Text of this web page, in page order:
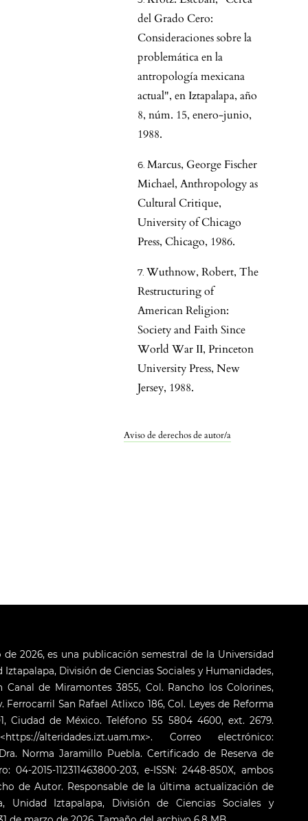
Aviso de derechos de autor/a
del Grado Cero:
Consideraciones sobre la
problemática en la
antropología mexicana
actual", en Iztapalapa, año
8, núm. 15, enero-junio,
1988.
Marcus, George Fischer
Michael, Anthropology as
Cultural Critique,
University of Chicago
Press, Chicago, 1986.
Wuthnow, Robert, The
Restructuring of
American Religion:
Society and Faith Since
World War II, Princeton
University Press, New
Jersey, 1988.
de 2026, es una publicación semestral de la Universidad
División de Ciencias Sociales y Humanidades,
de Miramontes 3855, Col. Rancho los Colorines,
Ferrocarril San Rafael Atlixco 186, Col. Leyes de Reforma
Ciudad de México. Teléfono 55 5804 4600, ext. 2679.
alteridades.izt.uam.mx>. Correo electrónico:
Norma Jaramillo Puebla. Certificado de Reserva de
2015-112311463800-203, e-ISSN: 2448-850X, ambos
de Autor. Responsable de la última actualización de
Unidad Iztapalapa, División de Ciencias Sociales y